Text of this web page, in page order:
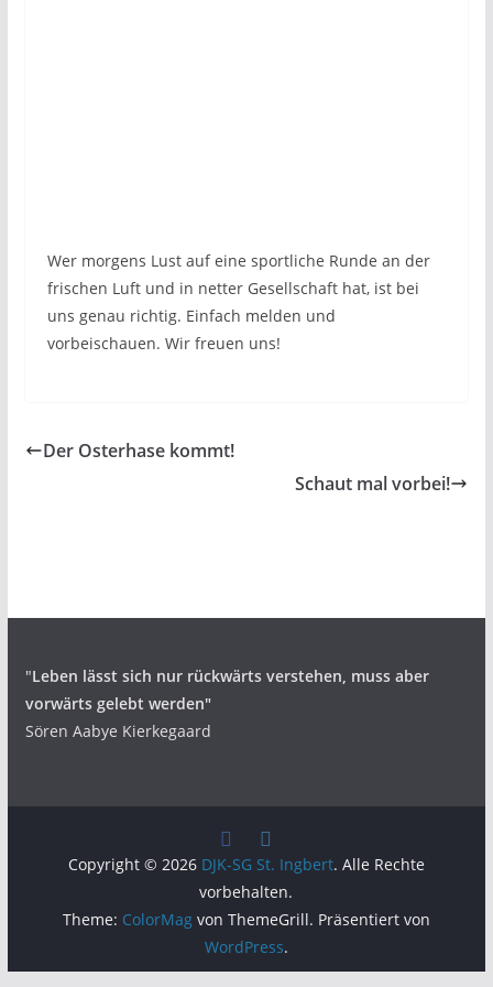
Wer morgens Lust auf eine sportliche Runde an der
frischen Luft und in netter Gesellschaft hat, ist bei
uns genau richtig. Einfach melden und
vorbeischauen. Wir freuen uns!
Der Osterhase kommt!
Schaut mal vorbei!
"Leben lässt sich nur rückwärts verstehen, muss aber
vorwärts gelebt werden"
Sören Aabye Kierkegaard
Copyright © 2026 DJK-SG St. Ingbert. Alle Rechte
vorbehalten.
Theme: ColorMagvon ThemeGrill. Präsentiert von
WordPress.